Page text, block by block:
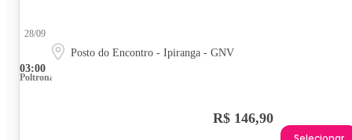
03:00
28/09
Posto do Encontro - Ipiranga - GNV
Poltrona
R$ 146,90